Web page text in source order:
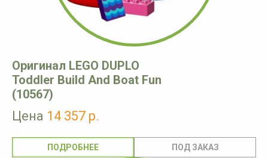
Оригинал LEGO DUPLO
Toddler Build And Boat Fun
(10567)
Цена 14 357 р.
ПОДРОБНЕЕ